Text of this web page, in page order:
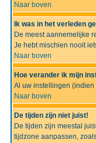
Naar boven
Ik was in het verleden
De meest aannemelijke
Je hebt mischien nooit
Naar boven
Hoe verander ik mijn
Al uw instellingen
Naar boven
De tijden zijn niet juist!
De tijden zijn meestal
tijdzone aanpassen,